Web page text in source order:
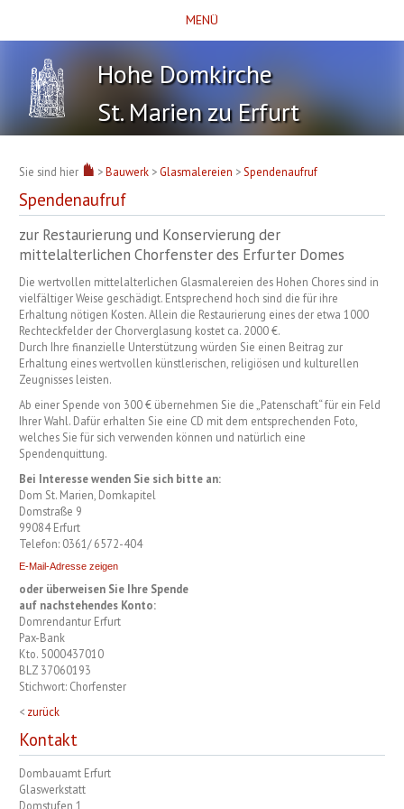
MENÜ
Hohe Domkirche
St. Marien zu Erfurt
Sie sind hier >Bauwerk > Glasmalereien > Spendenaufruf
Spendenaufruf
zur Restaurierung und Konservierung der
mittelalterlichen Chorfenster des Erfurter Domes
Die wertvollen mittelalterlichen Glasmalereien des Hohen Chores sind in
vielfältiger Weise geschädigt. Entsprechend hoch sind die für ihre
Erhaltung nötigen Kosten. Allein die Restaurierung eines der etwa 1000
Rechteckfelder der Chorverglasung kostet ca. 2000 €.
Durch Ihre finanzielle Unterstützung würden Sie einen Beitrag zur
Erhaltung eines wertvollen künstlerischen, religiösen und kulturellen
Zeugnisses leisten.
Ab einer Spende von 300 € übernehmen Sie die „Patenschaft“ für ein Feld
Ihrer Wahl. Dafür erhalten Sie eine CD mit dem entsprechenden Foto,
welches Sie für sich verwenden können und natürlich eine
Spendenquittung.
Bei Interesse wenden Sie sich bitte an:
Dom St. Marien, Domkapitel
Domstraße 9
99084 Erfurt
Telefon: 0361/ 6572-404
oder überweisen Sie Ihre Spende
auf nachstehendes Konto:
Domrendantur Erfurt
Pax-Bank
Kto. 5000437010
BLZ 37060193
Stichwort: Chorfenster
< zurück
Kontakt
Dombauamt Erfurt
Glaswerkstatt
Domstufen 1